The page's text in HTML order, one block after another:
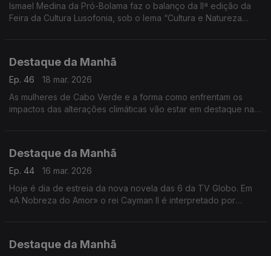
Ismael Medina da Pró-Bolama faz o balanço da IIª edição da
Feira da Cultura Lusofonia, sob o lema “Cultura e Natureza
Destaque da Manhã
Ep. 46
18 mar. 2026
As mulheres de Cabo Verde e a forma como enfrentam os
impactos das alterações climáticas vão estar em destaque na
Destaque da Manhã
Ep. 44
16 mar. 2026
Hoje é dia de estreia da nova novela das 6 da TV Globo. Em
«A Nobreza do Amor» o rei Cayman II é interpretado por
Destaque da Manhã